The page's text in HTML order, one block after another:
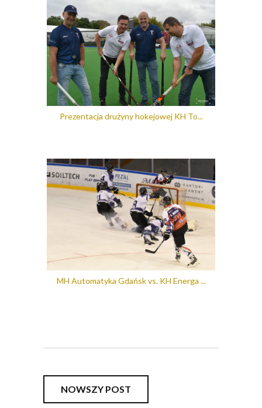
Prezentacja drużyny hokejowej KH To...
MH Automatyka Gdańsk vs. KH Energa ...
NOWSZY POST